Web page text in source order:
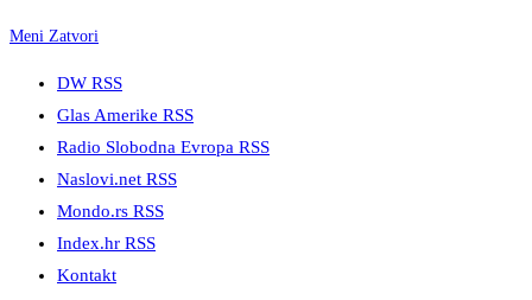
Meni Zatvori
DW RSS
Glas Amerike RSS
Radio Slobodna Evropa RSS
Naslovi.net RSS
Mondo.rs RSS
Index.hr RSS
Kontakt